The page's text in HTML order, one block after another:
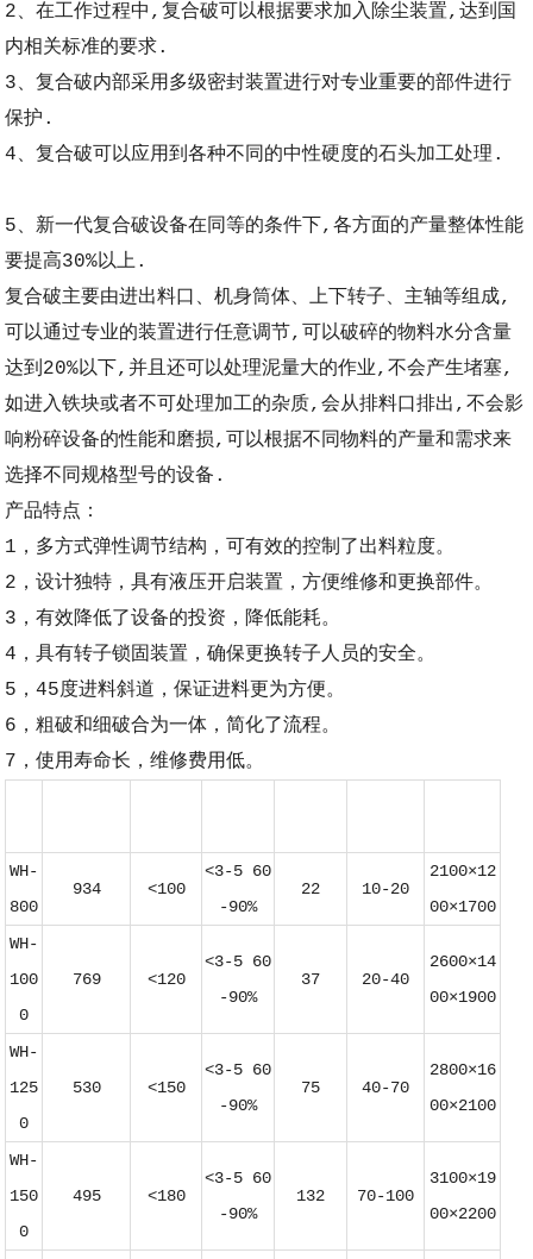
2、在工作过程中,复合破可以根据要求加入除尘装置,达到国
内相关标准的要求.
3、复合破内部采用多级密封装置进行对专业重要的部件进行
保护.
4、复合破可以应用到各种不同的中性硬度的石头加工处理.
5、新一代复合破设备在同等的条件下,各方面的产量整体性能
要提高30%以上.
复合破主要由进出料口、机身筒体、上下转子、主轴等组成,
可以通过专业的装置进行任意调节,可以破碎的物料水分含量
达到20%以下,并且还可以处理泥量大的作业,不会产生堵塞,
如进入铁块或者不可处理加工的杂质,会从排料口排出,不会影
响粉碎设备的性能和磨损,可以根据不同物料的产量和需求来
选择不同规格型号的设备.
产品特点：
1，多方式弹性调节结构，可有效的控制了出料粒度。
2，设计独特，具有液压开启装置，方便维修和更换部件。
3，有效降低了设备的投资，降低能耗。
4，具有转子锁固装置，确保更换转子人员的安全。
5，45度进料斜道，保证进料更为方便。
6，粗破和细破合为一体，简化了流程。
7，使用寿命长，维修费用低。
WH-
800
934 <100
<3-5 60
-90%
22 10-20
2100×12
00×1700
WH-
100
0
769 <120
<3-5 60
-90%
37 20-40
2600×14
00×1900
WH-
125
0
530 <150
<3-5 60
-90%
75 40-70
2800×16
00×2100
WH-
150
0
495 <180
<3-5 60
-90%
132 70-100
3100×19
00×2200